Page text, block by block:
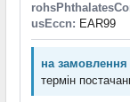
usEccn: EAR99
на
термін